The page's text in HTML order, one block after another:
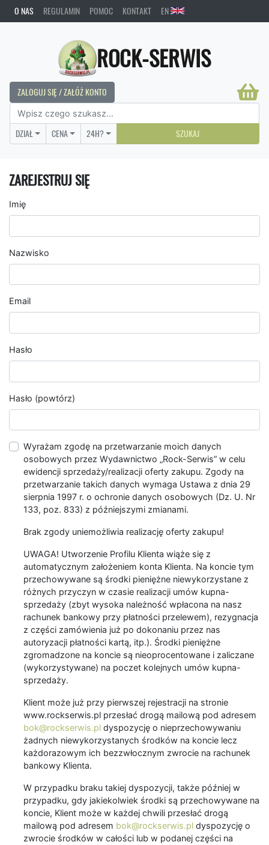
O NAS REGULAMIN POMOC KONTAKT EN
ROCK-SERWIS
ZALOGUJ SIĘ / ZAŁÓŻ KONTO
DZIAŁ CENA 24H? SZUKAJ
ZAREJESTRUJ SIĘ
Imię
Nazwisko
Email
Hasło
Hasło (powtórz)
Wyrażam zgodę na przetwarzanie moich danych
osobowych przez Wydawnictwo „Rock-Serwis” w celu
ewidencji sprzedaży/realizacji oferty zakupu. Zgody na
przetwarzanie takich danych wymaga Ustawa z dnia 29
sierpnia 1997 r. o ochronie danych osobowych (Dz. U. Nr
133, poz. 833) z późniejszymi zmianami.
Brak zgody uniemożliwia realizację oferty zakupu!
UWAGA! Utworzenie Profilu Klienta wiąże się z
automatycznym założeniem konta Klienta. Na koncie tym
przechowywane są środki pieniężne niewykorzystane z
różnych przyczyn w czasie realizacji umów kupna-
sprzedaży (zbyt wysoka należność wpłacona na nasz
rachunek bankowy przy płatności przelewem), rezygnacja
z części zamówienia już po dokonaniu przez nas
autoryzacji płatności kartą, itp.). Środki pieniężne
zgromadzone na koncie są nieoprocentowane i zaliczane
(wykorzystywane) na poczet kolejnych umów kupna-
sprzedaży.
Klient może już przy pierwszej rejestracji na stronie
www.rockserwis.pl przesłać drogą mailową pod adresem
bok@rockserwis.pl dyspozycję o nieprzechowywaniu
żadnych niewykorzystanych środków na koncie lecz
każdorazowym ich bezzwłocznym zwrocie na rachunek
bankowy Klienta.
W przypadku braku takiej dyspozycji, także później w
przypadku, gdy jakiekolwiek środki są przechowywane na
koncie, Klient może w każdej chwili przesłać drogą
mailową pod adresem bok@rockserwis.pl dyspozycję o
zwrocie środków w całości lub w podanej części na